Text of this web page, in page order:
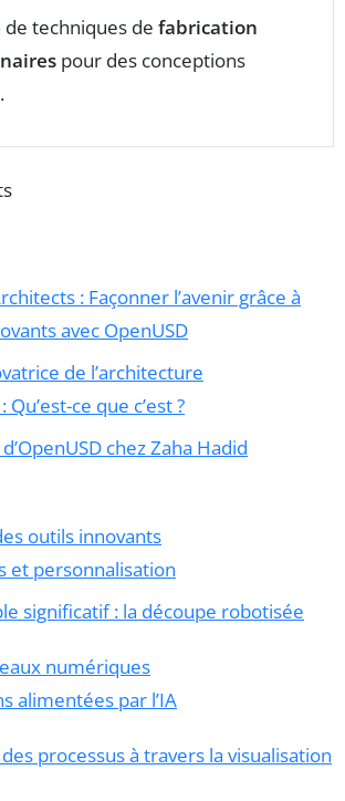
techniques de fabrication
pour des conceptions
: Façonner l’avenir grâce à
avec OpenUSD
de l’architecture
Qu’est-ce que c’est ?
chez Zaha Hadid
outils innovants
et personnalisation
significatif : la découpe robotisée
numériques
alimentées par l’IA
processus à travers la visualisation